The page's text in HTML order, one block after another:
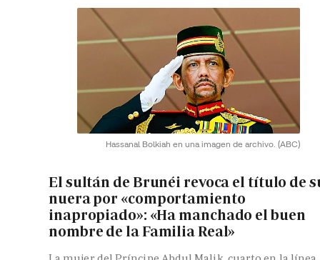
Hassanal Bolkiah en una imagen de archivo. (ABC)
El sultán de Brunéi revoca el título de
nuera por «comportamiento
inapropiado»: «Ha manchado el buen
nombre de la Familia Real»